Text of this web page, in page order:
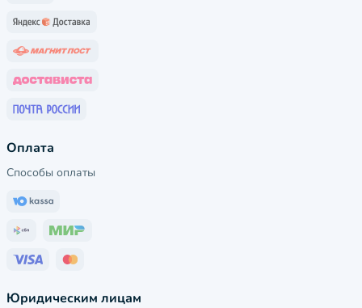
Оплата
Способы оплаты
Юридическим лицам